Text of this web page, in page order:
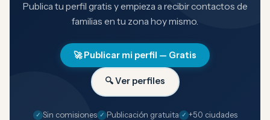
Publica tu perfil gratis y empieza a recibir contactos de
familias en tu zona hoy mismo.
🚀 Publicar mi perfil — Gratis
🔍 Ver perfiles
Sin comisiones Publicación gratuita
+50 ciudades